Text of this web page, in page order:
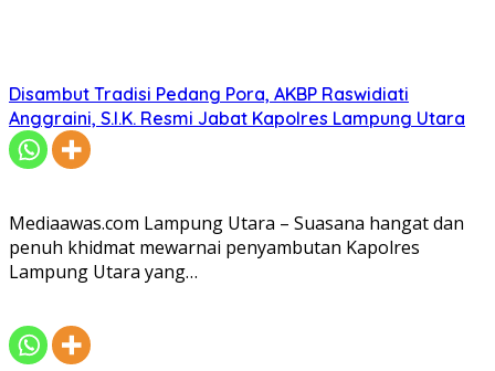
Disambut Tradisi Pedang Pora, AKBP Raswidiati
Anggraini, S.I.K. Resmi Jabat Kapolres Lampung Utara
Mediaawas.com Lampung Utara – Suasana hangat dan
penuh khidmat mewarnai penyambutan Kapolres
Lampung Utara yang…